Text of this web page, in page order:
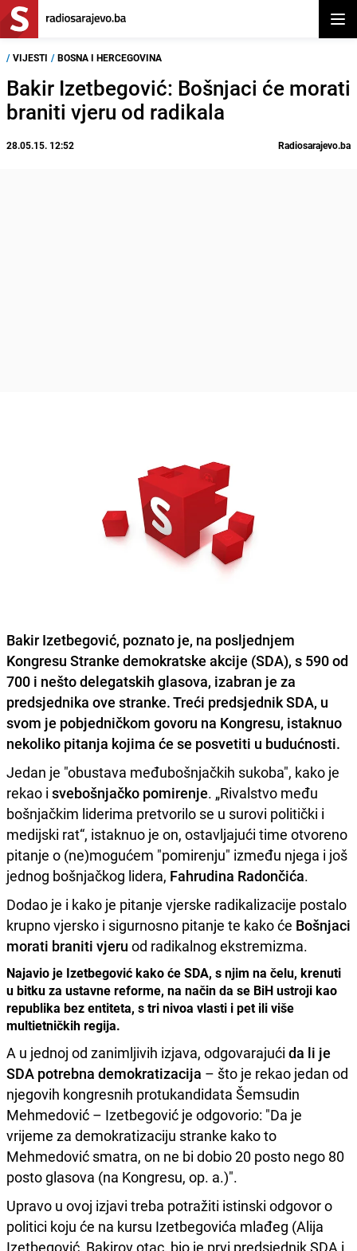
/ VIJESTI / BOSNA I HERCEGOVINA
Bakir Izetbegović: Bošnjaci će morati
braniti vjeru od radikala
28.05.15. 12:52 Radiosarajevo.ba
Bakir Izetbegović, poznato je, na posljednjem
Kongresu Stranke demokratske akcije (SDA), s 590 od
700 i nešto delegatskih glasova, izabran je za
predsjednika ove stranke. Treći predsjednik SDA, u
svom je pobjedničkom govoru na Kongresu, istaknuo
nekoliko pitanja kojima će se posvetiti u budućnosti.
Jedan je "obustava međubošnjačkih sukoba", kako je
rekao i svebošnjačko pomirenje. „Rivalstvo među
bošnjačkim liderima pretvorilo se u surovi politički i
medijski rat“, istaknuo je on, ostavljajući time otvoreno
pitanje o (ne)mogućem "pomirenju" između njega i još
jednog bošnjačkog lidera, Fahrudina Radončića.
Dodao je i kako je pitanje vjerske radikalizacije postalo
krupno vjersko i sigurnosno pitanje te kako će Bošnjaci
morati braniti vjeru od radikalnog ekstremizma.
Najavio je Izetbegović kako će SDA, s njim na čelu, krenuti
u bitku za ustavne reforme, na način da se BiH ustroji kao
republika bez entiteta, s tri nivoa vlasti i pet ili više
multietničkih regija.
A u jednoj od zanimljivih izjava, odgovarajući da li je
SDA potrebna demokratizacija – što je rekao jedan od
njegovih kongresnih protukandidata Šemsudin
Mehmedović – Izetbegović je odgovorio: "Da je
vrijeme za demokratizaciju stranke kako to
Mehmedović smatra, on ne bi dobio 20 posto nego 80
posto glasova (na Kongresu, op. a.)".
Upravo u ovoj izjavi treba potražiti istinski odgovor o
politici koju će na kursu Izetbegovića mlađeg (Alija
Izetbegović, Bakirov otac, bio je prvi predsjednik SDA i